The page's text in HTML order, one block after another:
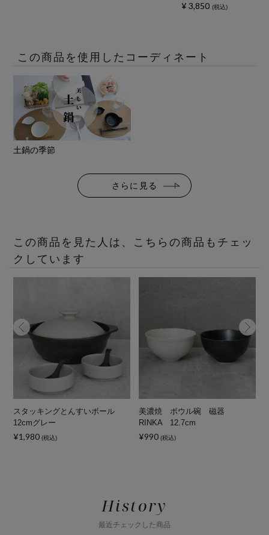
¥ 3,850 税込
この商品を使用したコーディネート
土鍋の季節
さらに見る
この商品を見た人は、こちらの商品もチェッ
クしています
スタッキングとんすいボール
12cmグレー
¥1,980 (税込)
美濃焼 ボウル碗 磁器
RINKA 12.7cm
¥990 (税込)
History
最近チェックした商品